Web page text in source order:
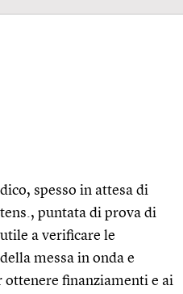
spesso in attesa di
, puntata di prova di
a verificare le
messa in onda e
finanziamenti e ai